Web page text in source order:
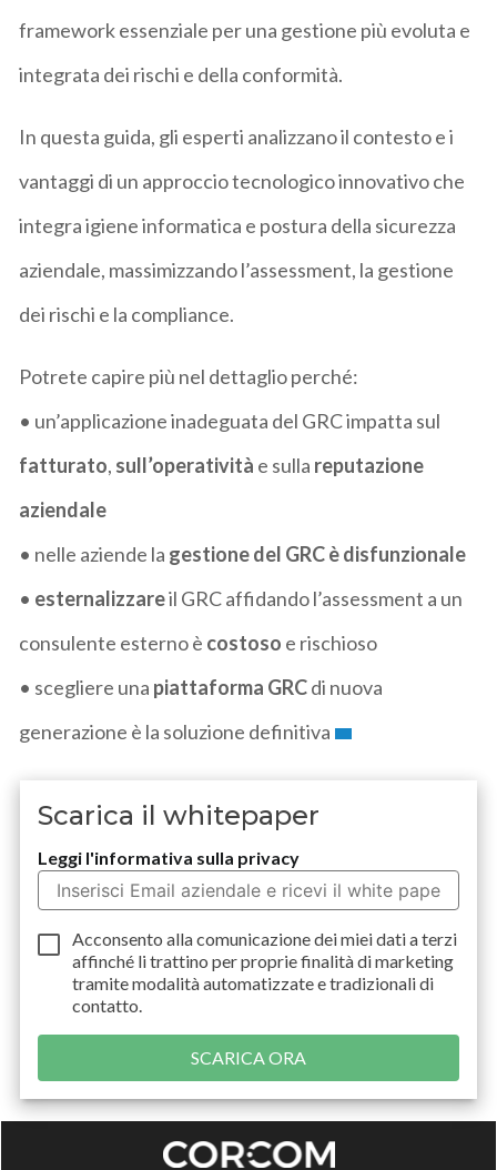
framework essenziale per una gestione più evoluta e
integrata dei rischi e della conformità.
In questa guida, gli esperti analizzano il contesto e i
vantaggi di un approccio tecnologico innovativo che
integra igiene informatica e postura della sicurezza
aziendale, massimizzando l’assessment, la gestione
dei rischi e la compliance.
Potrete capire più nel dettaglio perché:
• un’applicazione inadeguata del GRC impatta sul
fatturato, sull’operatività e sulla reputazione
aziendale
• nelle aziende la gestione del GRC è disfunzionale
• esternalizzareil GRC affidando l’assessment a un
consulente esterno è costoso e rischioso
• scegliere una piattaforma GRCdi nuova
generazione è la soluzione definitiva
Scarica il whitepaper
Leggi l'informativa sulla privacy
Acconsento alla comunicazione dei miei dati aterzi
affinché li trattino per proprie finalità di marketing
tramite modalità automatizzate e tradizionali di
contatto.